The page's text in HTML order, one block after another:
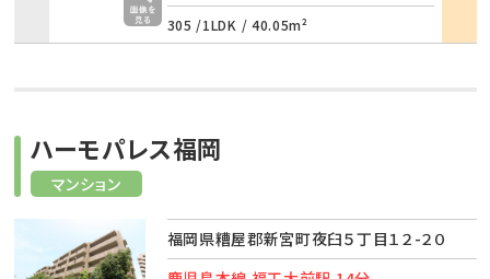
305 /1LDK / 40.05m²
マンション
ハーモパレス福岡
福岡県糟屋郡新宮町夜臼５丁目１２-２０